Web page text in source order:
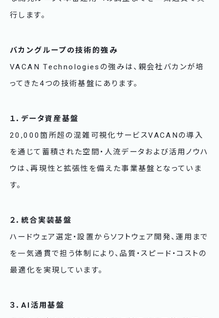
行します。
バカングループの技術的強み
VACAN Technologiesの強みは、親会社バカンが培
ってきた4つの技術基盤にあります。
１．データ資産基盤
20,000箇所超の混雑可視化サービスVACANの導入
を通じて蓄積された空間・人流データおよび活用ノウハ
ウは、再現性と拡張性を備えた事業基盤となっていま
す。
２．統合実装基盤
ハードウェア選定・設置からソフトウェア開発、運用まで
を一気通貫で担う体制により、品質・スピード・コストの
最適化を実現しています。
３．AI活用基盤